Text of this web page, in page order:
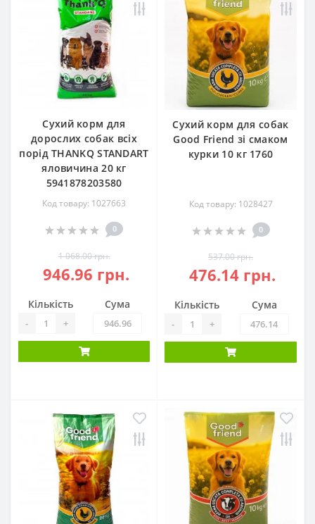
Сухий корм для
дорослих собак всіх
порід THANKQ STANDART
яловичина 20 кг
5941878203580
Код товару: 1027663
0
1 068.00 грн.
946.96 грн.
Кількість
- +
Сума
Сухий корм для собак
Good Friend зі смаком
курки 10 кг 1760
Код товару: 1028427
0
537.00 грн.
476.14 грн.
Кількість
- +
Сума